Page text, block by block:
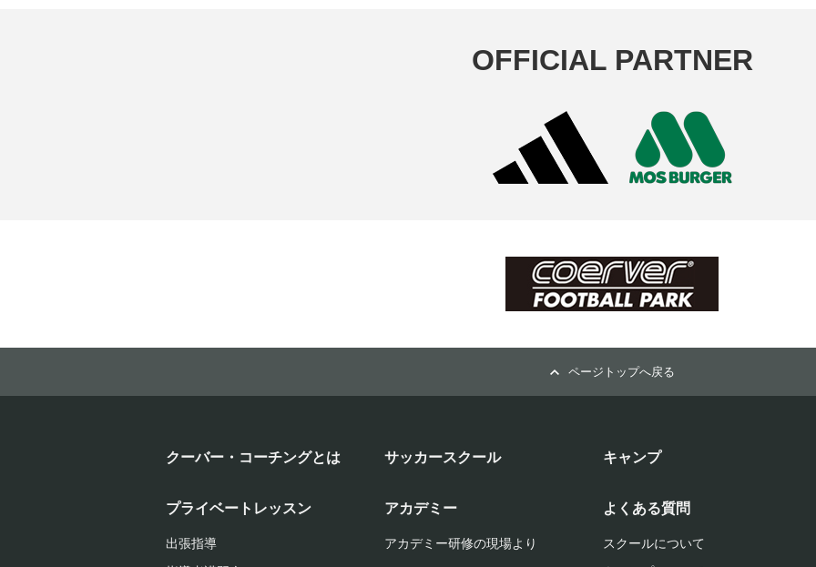
OFFICIAL PARTNER
ページトップへ戻る
クーバー・コーチングとは サッカースクール キャンプ
プライベートレッスン
出張指導
アカデミー
アカデミー研修の現場より
よくある質問
スクールについて